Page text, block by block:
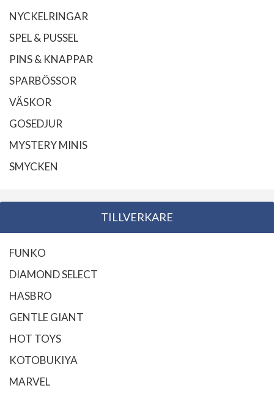
NYCKELRINGAR
SPEL & PUSSEL
PINS & KNAPPAR
SPARBÖSSOR
VÄSKOR
GOSEDJUR
MYSTERY MINIS
SMYCKEN
TILLVERKARE
FUNKO
DIAMOND SELECT
HASBRO
GENTLE GIANT
HOT TOYS
KOTOBUKIYA
MARVEL